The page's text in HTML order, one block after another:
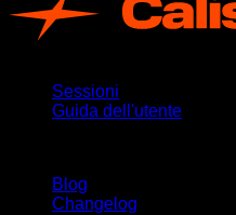
Sessioni
Guida dell'utente
Blog
Changelog